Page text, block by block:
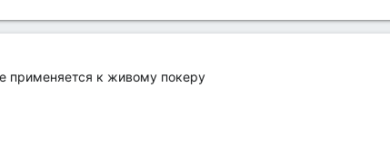
применяется к живому покеру